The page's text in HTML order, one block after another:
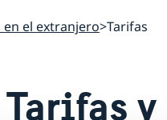
en el extranjero Tarifas
Tarifas